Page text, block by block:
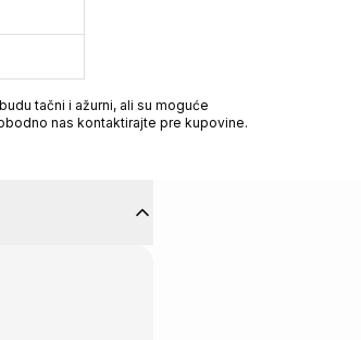
tačni i ažurni, ali su moguće
nas kontaktirajte pre kupovine.